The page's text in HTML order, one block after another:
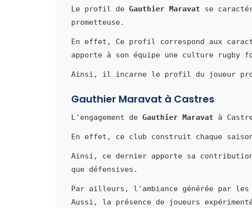
Le profil de Gauthier Maravat se
prometteuse.
En effet, Ce profil correspond aux
apporte à son équipe une culture rugby
Ainsi, il incarne le profil du joueur
Gauthier Maravat à Castres
L'engagement de Gauthier Maravat à
En effet, ce club construit chaque
Ainsi, ce dernier apporte sa
que défensives.
Par ailleurs, l'ambiance générée par
Aussi, la présence de joueurs